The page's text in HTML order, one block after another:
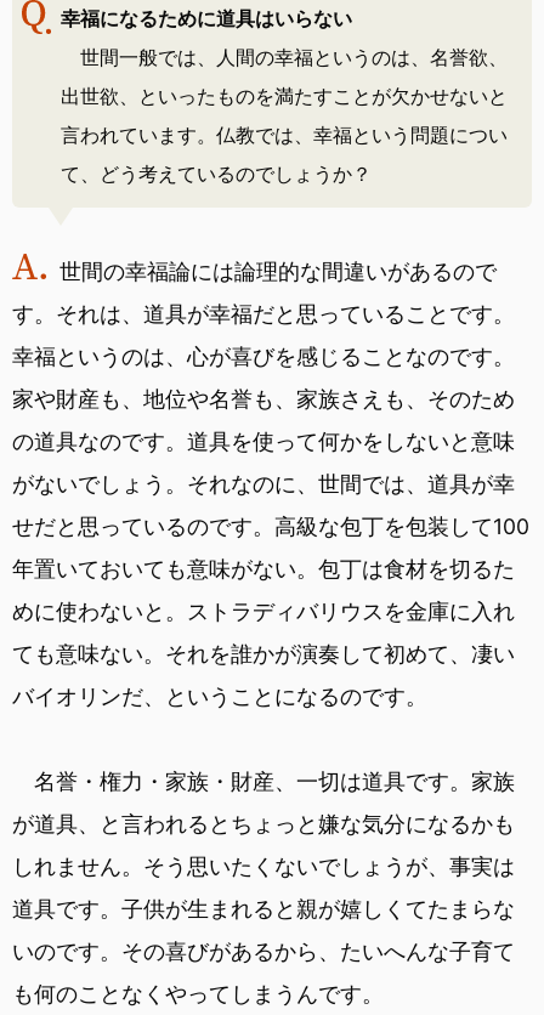
幸福になるために道具はいらない
世間一般では、人間の幸福というのは、名誉欲、
出世欲、といったものを満たすことが欠かせないと
言われています。仏教では、幸福という問題につい
て、どう考えているのでしょうか？
世間の幸福論には論理的な間違いがあるので
す。それは、道具が幸福だと思っていることです。
幸福というのは、心が喜びを感じることなのです。
家や財産も、地位や名誉も、家族さえも、そのため
の道具なのです。道具を使って何かをしないと意味
がないでしょう。それなのに、世間では、道具が幸
せだと思っているのです。高級な包丁を包装して100
年置いておいても意味がない。包丁は食材を切るた
めに使わないと。ストラディバリウスを金庫に入れ
ても意味ない。それを誰かが演奏して初めて、凄い
バイオリンだ、ということになるのです。
名誉・権力・家族・財産、一切は道具です。家族
が道具、と言われるとちょっと嫌な気分になるかも
しれません。そう思いたくないでしょうが、事実は
道具です。子供が生まれると親が嬉しくてたまらな
いのです。その喜びがあるから、たいへんな子育て
も何のことなくやってしまうんです。